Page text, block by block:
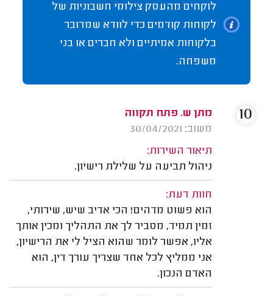
לוקחים מהעסק צילומי חשבוניות של
לקוחות קודמים כדי לוודא שמדובר
בלקוחות אמיתיים ולא חברים או בני
משפחה.
מתן ש. פתח תקווה
משוב: 30/04/2021
תיאור השירות:
ניהול תביעה על שלילת רישיון.
חוות דעת:
הוא פשוט מדהים! הכי אדיב שיש, שירותי,
זמין תמיד, מסביר לך את התהליך ומכין אותך
אליו, אפשר לומר שהוא הציל לי את הרישיון,
אני ממליץ לכל אחד שצריך עורך דין, הוא
האדם הנכון.
10